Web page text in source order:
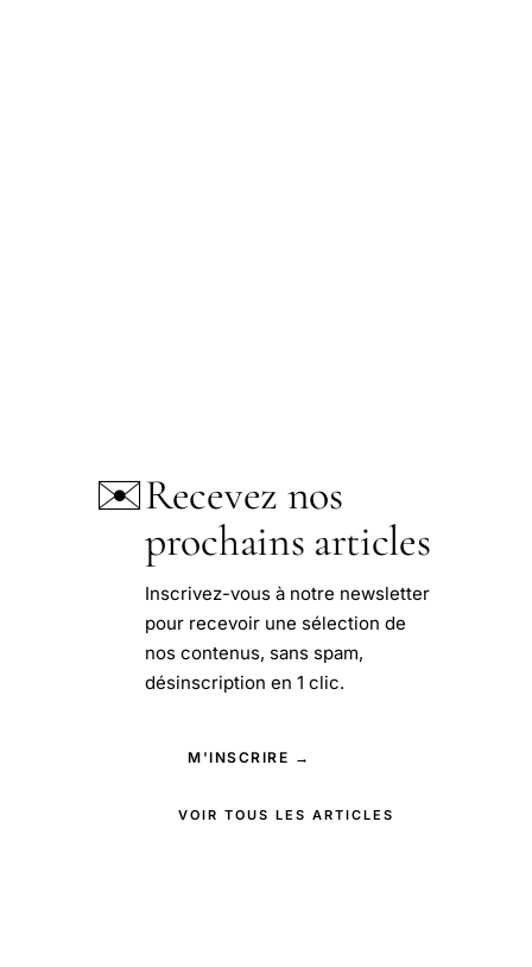
✉️Recevez nos
prochains articles
Inscrivez-vous à notre newsletter
pour recevoir une sélection de
nos contenus, sans spam,
désinscription en 1 clic.
M'INSCRIRE →
VOIR TOUS LES ARTICLES